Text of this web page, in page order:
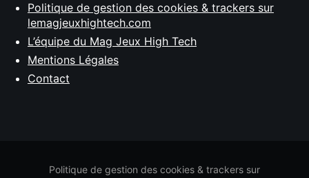
Politique de gestion des cookies & trackers sur
lemagjeuxhightech.com
L’équipe du Mag Jeux High Tech
Mentions Légales
Contact
Politique de gestion des cookies & trackers sur